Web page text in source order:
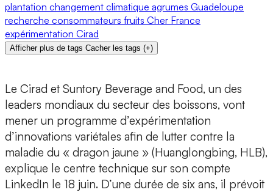
plantation changement climatique agrumes Guadeloupe
recherche consommateurs fruits Cher France
expérimentation Cirad
Afficher plus de tags Cacher les tags (+)
Le Cirad et Suntory Beverage and Food, un des
leaders mondiaux du secteur des boissons, vont
mener un programme d’expérimentation
d’innovations variétales afin de lutter contre la
maladie du « dragon jaune » (Huanglongbing, HLB),
explique le centre technique sur son compte
LinkedIn le 18 juin. D’une durée de six ans, il prévoit